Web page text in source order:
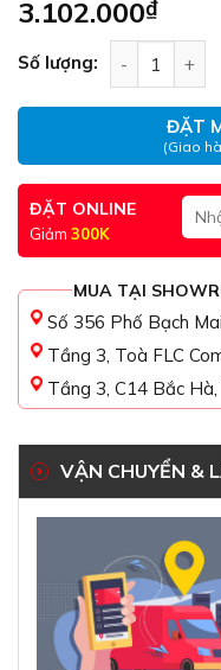
3.102.000₫
Số lượng:
ĐẶT
(Giao
ĐẶT ONLINE
Giảm 300K
MUA TẠI
Số 356 Phố Bạch
Tầng 3, Toà FLC
Tầng 3, C14 Bắc
VẬN CHUYỂN &